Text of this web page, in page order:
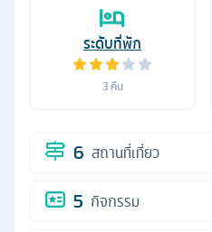
ระดับที่พัก
3คืน
6 สถานที่เที่ยว
5 กิจกรรม